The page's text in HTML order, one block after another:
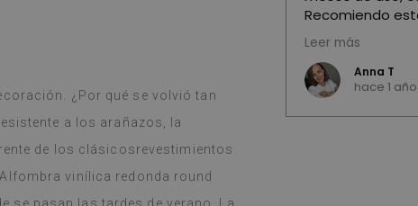
¿Por qué se volvió tan
a los arañazos, la
de los clásicosrevestimientos
vinílica redonda round
se pasan las tardes de verano. La
Recomiendo
(Traducido por
Leer más
Anna T
hace 1 año